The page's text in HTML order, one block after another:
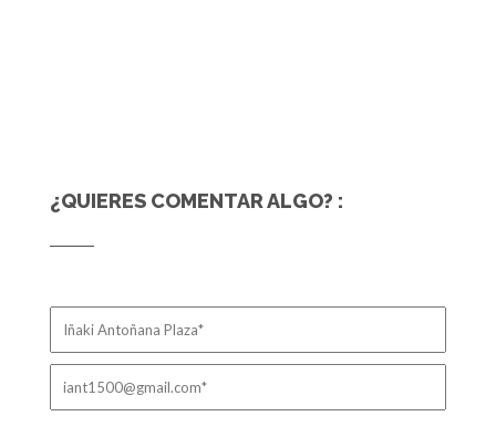
¿QUIERES COMENTAR ALGO? :